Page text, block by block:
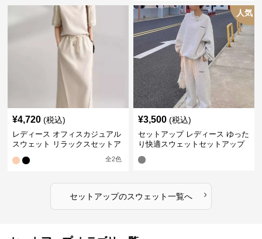
¥4,720 (税込)
レディース オフィスカジュアル
スウェット リラックスセットア
全2色
人気
¥3,500 (税込)
セットアップ レディース ゆった
り快適スウェットセットアップ
セットアップのスウェット一覧へ ›